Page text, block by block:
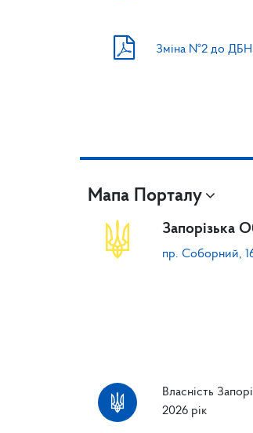
Зміна №2 до ДБН
Мапа Порталу
Запорізька
пр. Соборний,
Власність
2026 рік